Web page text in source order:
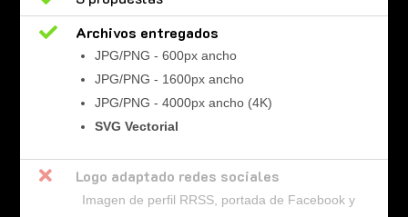

Archivos entregados
JPG/PNG - 600px ancho
JPG/PNG - 1600px ancho
JPG/PNG - 4000px ancho (4K)
SVG Vectorial
 Logo adaptado redes sociales
Imagen de perfil RRSS, portada de Facebook y